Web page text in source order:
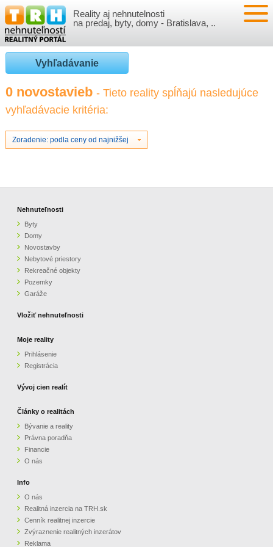
Reality aj nehnutelnosti
na predaj, byty, domy - Bratislava, ..
NEHNUTEĽNOSTI
BYTY
NOVOSTAVBY
NEBYTOVÉ PRIESTORY
GARÁŽE
VLOŽIŤ NEHNUTEĽNOSTI
PRIHLÁSENIE
REGISTRÁCIA
VÝVOJ CIEN REALÍT
ČLÁNKY O REALITÁCH
O NÁS
CENNÍK REALITNEJ INZERCIE
ZVÝRAZNENIE REALITNÝCH INZERÁTOV
PARTNERI
OBCHODNÉ PODMIENKY
KONTAKT
Vyhľadávanie
0 novostavieb - Tieto reality spĺňajú nasledujúce
vyhľadávacie kritéria:
Zoradenie: podla ceny od najnižšej
Nehnuteľnosti
Byty
Domy
Novostavby
Nebytové priestory
Rekreačné objekty
Pozemky
Garáže
Vložiť nehnuteľnosti
Moje reality
Prihlásenie
Registrácia
Vývoj cien realít
Články o realitách
Bývanie a reality
Právna poradňa
Financie
O nás
Info
O nás
Realitná inzercia na TRH.sk
Cenník realitnej inzercie
Zvýraznenie realitných inzerátov
Reklama